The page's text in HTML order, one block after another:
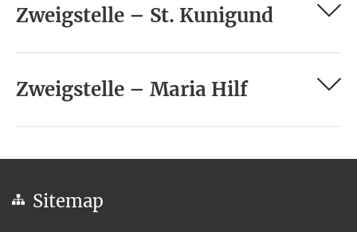
Zweigstelle – St. Kunigund
Zweigstelle – Maria Hilf
Sitemap